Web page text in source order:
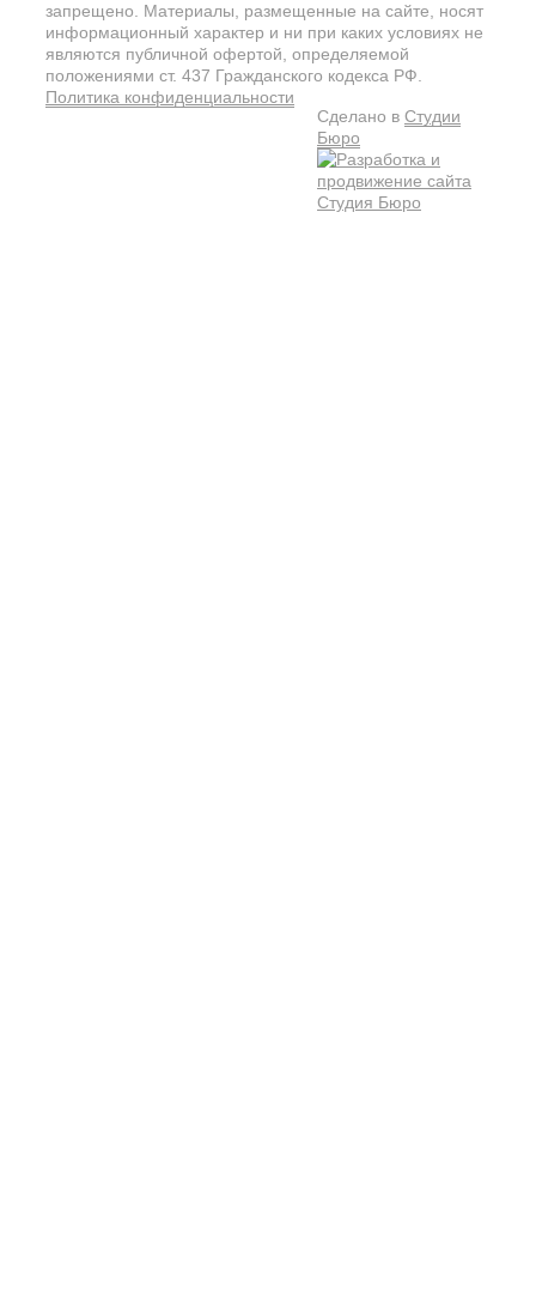
запрещено. Материалы, размещенные на сайте, носят
информационный характер и ни при каких условиях не
являются публичной офертой, определяемой
положениями ст. 437 Гражданского кодекса РФ.
Политика конфиденциальности
Сделано в Студии
Бюро